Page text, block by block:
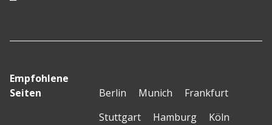
Empfohlene
Seiten
Berlin Munich
Frankfurt
Stuttgart
Hamburg
Köln